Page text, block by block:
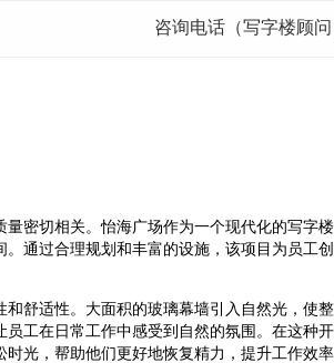
咨询电话（写字楼顾
密切相关。怡海广场作为一个现代化的写字
通过合理规划和丰富的设施，该项目为员工
舒适性。大面积的玻璃幕墙引入自然光，使
工在日常工作中感受到自然的氛围。在这种
光，帮助他们更好地恢复精力，提升工作效率